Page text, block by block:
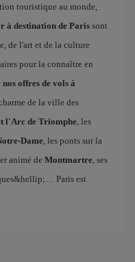
touristique au monde,
à destination de Paris sont
de l'art et de la culture
pour la connaître en
nos offres de vols à
de la ville des
l'Arc de Triomphe, les
Dame, les ponts sur la
animé de Montmartre, ses
Paris est